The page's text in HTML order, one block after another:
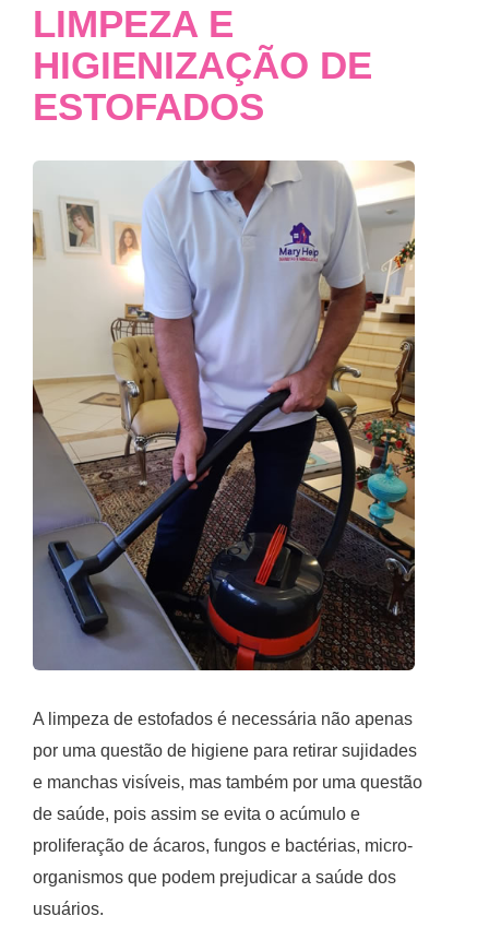
LIMPEZA E
HIGIENIZAÇÃO DE
ESTOFADOS
A limpeza de estofados é necessária não apenas
por uma questão de higiene para retirar sujidades
e manchas visíveis, mas também por uma questão
de saúde, pois assim se evita o acúmulo e
proliferação de ácaros, fungos e bactérias, micro-
organismos que podem prejudicar a saúde dos
usuários.